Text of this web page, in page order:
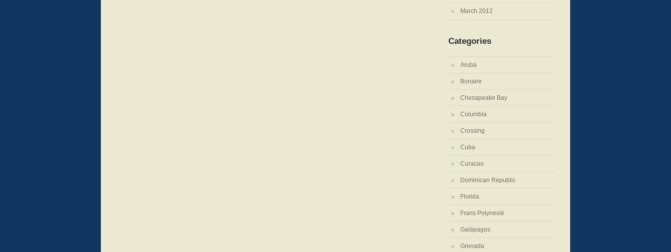
March 2012
Categories
Aruba
Bonaire
Chesapeake Bay
Columbia
Crossing
Cuba
Curacao
Dominican Republic
Florida
Frans Polynesië
Galápagos
Grenada